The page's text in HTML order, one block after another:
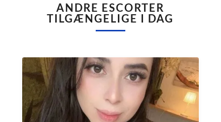
ANDRE ESCORTER
TILGÆNGELIGE I DAG